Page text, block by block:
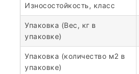
Износостойкость, класс
Упаковка (Вес, кг в
упаковке)
Упаковка (количество м2 в
упаковке)